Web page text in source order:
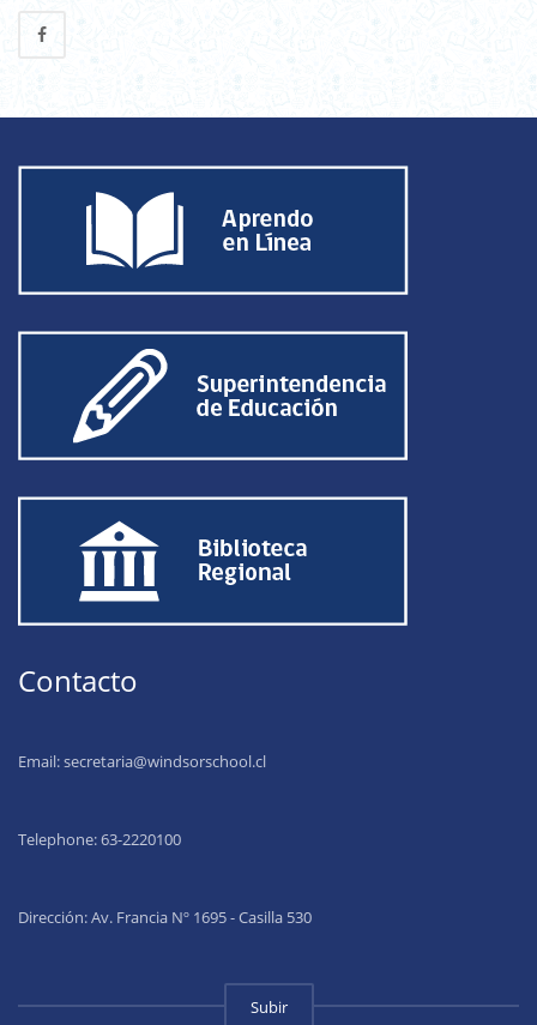
Contacto
Email:secretaria@windsorschool.cl
Telephone: 63-2220100
Dirección: Av. Francia Nº 1695 - Casilla 530
Subir